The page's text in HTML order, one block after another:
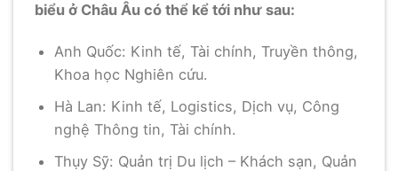
biểu ở Châu Âu có thể kể tới như sau:
Anh Quốc: Kinh tế, Tài chính, Truyền thông,
Khoa học Nghiên cứu.
Hà Lan: Kinh tế, Logistics, Dịch vụ, Công
nghệ Thông tin, Tài chính.
Thụy Sỹ: Quản trị Du lịch – Khách sạn, Quản